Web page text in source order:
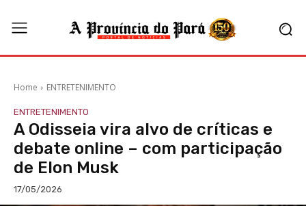
Home ENTRETENIMENTO
ENTRETENIMENTO
A Odisseia vira alvo de críticas e
debate online – com participação
de Elon Musk
17/05/2026